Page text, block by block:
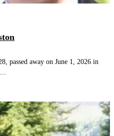
passed away on June 1, 2026 in